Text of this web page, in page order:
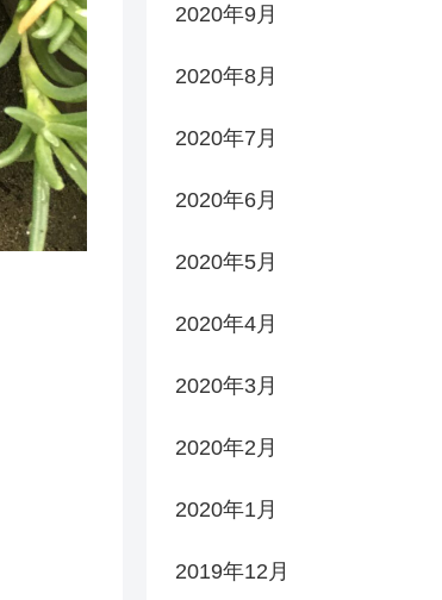
2020年9月
2020年8月
2020年7月
2020年6月
2020年5月
2020年4月
2020年3月
2020年2月
2020年1月
2019年12月